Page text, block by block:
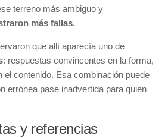
terreno más ambiguo y
más fallas.
que allí aparecía uno de
: respuestas convincentes en la forma,
el contenido. Esa combinación puede
errónea pase inadvertida para quien
y referencias